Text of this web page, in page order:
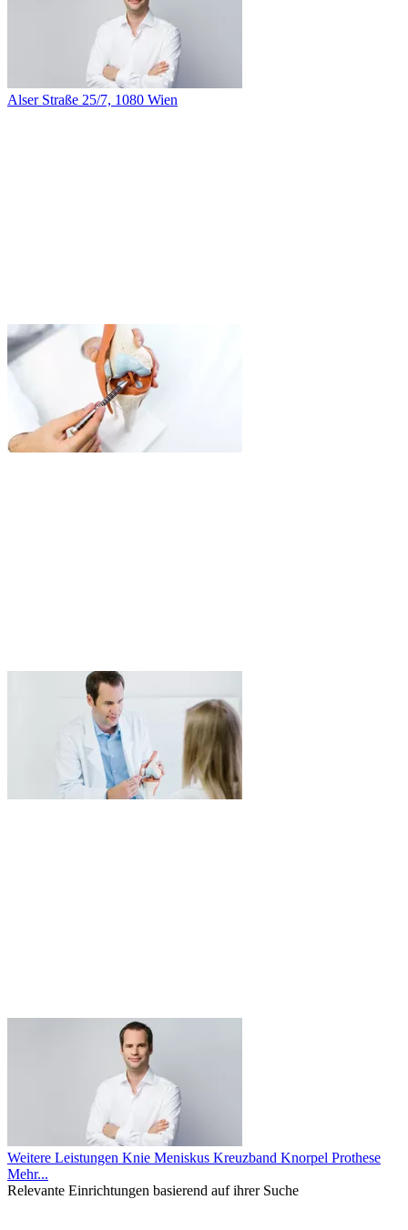
Alser Straße 25/7, 1080 Wien
Weitere Leistungen Knie Meniskus Kreuzband Knorpel Prothese
Mehr...
Relevante Einrichtungen basierend auf ihrer Suche